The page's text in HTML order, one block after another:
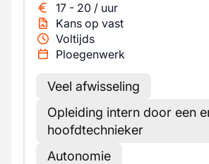
17 - 20 / uur
Kans op vast
Voltijds
Ploegenwerk
Veel afwisseling
Opleiding intern door een
hoofdtechnieker
Autonomie